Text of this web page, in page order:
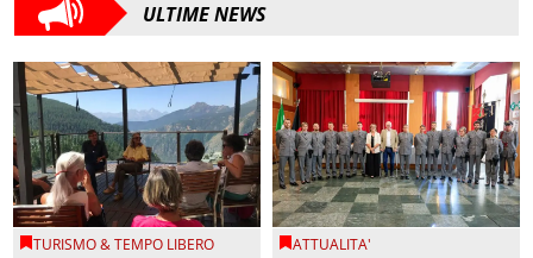
ULTIME NEWS
TURISMO & TEMPO LIBERO ATTUALITA'